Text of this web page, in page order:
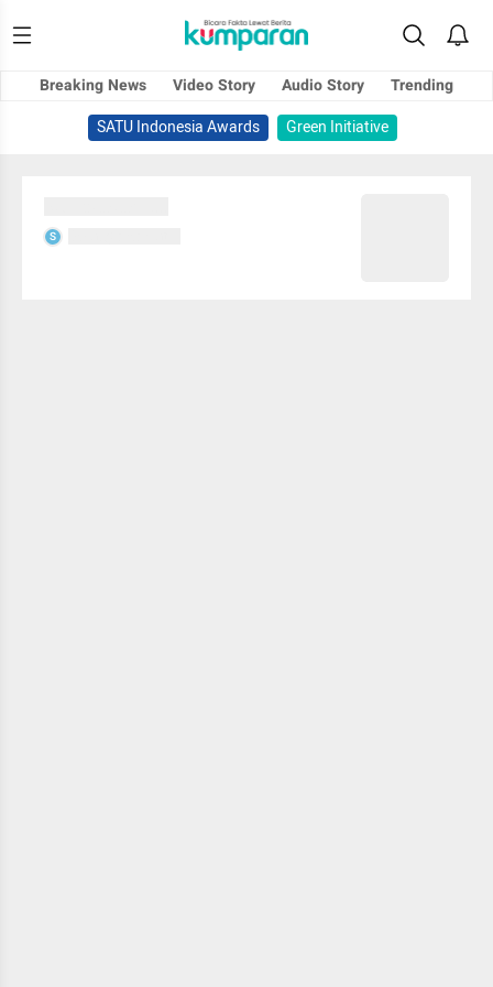
Breaking News Video Story Audio Story
Trending
SATU Indonesia Awards
Green Initiative
S